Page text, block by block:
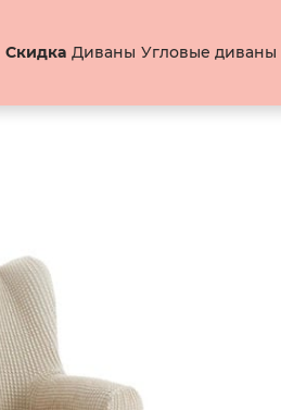
Скидка Диваны Угловые диваны